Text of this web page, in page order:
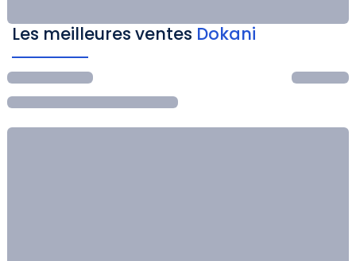
Les meilleures ventes Dokani